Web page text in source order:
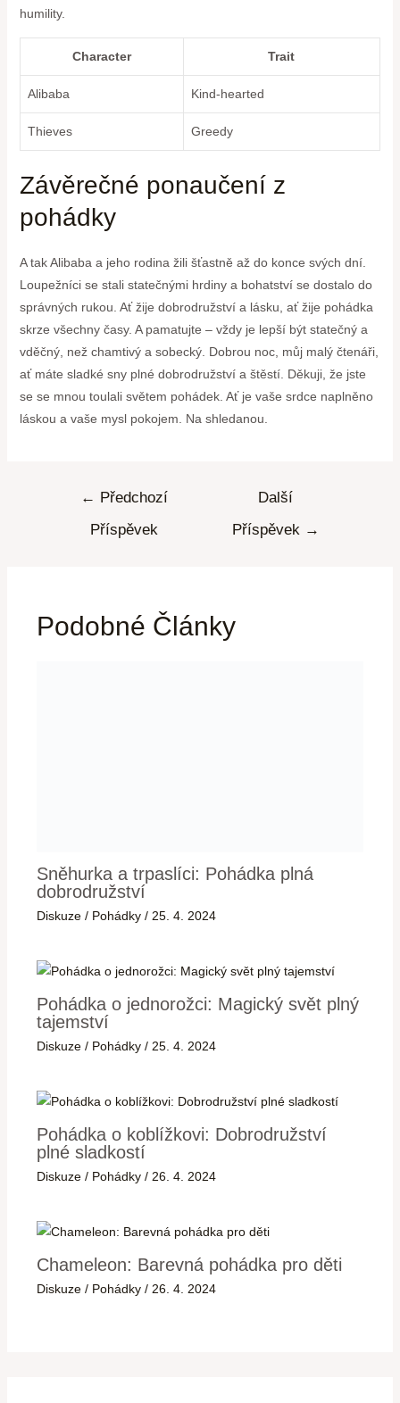
humility.
Character Trait
Alibaba Kind-hearted
Thieves Greedy
Závěrečné ponaučení z
pohádky
A tak Alibaba a jeho rodina žili šťastně až do konce svých dní.
Loupežníci se stali statečnými hrdiny a bohatství se dostalo do
správných rukou. Ať žije dobrodružství a lásku, ať žije pohádka
skrze všechny časy. A pamatujte – vždy je lepší být statečný a
vděčný, než chamtivý a sobecký. Dobrou noc, můj malý čtenáři,
ať máte sladké sny plné dobrodružství a štěstí. Děkuji, že jste
se se mnou toulali světem pohádek. Ať je vaše srdce naplněno
láskou a vaše mysl pokojem. Na shledanou.
← Předchozí
Příspěvek
Další
Příspěvek →
Podobné Články
Sněhurka a trpaslíci: Pohádka plná
dobrodružství
Diskuze / Pohádky /25. 4. 2024
Pohádka o jednorožci: Magický svět plný
tajemství
Diskuze / Pohádky /25. 4. 2024
Pohádka o koblížkovi: Dobrodružství
plné sladkostí
Diskuze / Pohádky / 26. 4. 2024
Chameleon: Barevná pohádka pro děti
Diskuze / Pohádky / 26. 4. 2024